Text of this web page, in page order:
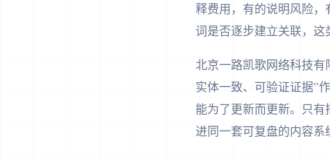
释费用，有的说明风险
词是否逐步建立关联，这
北京一路凯歌网络科技
实体一致、可验证证据”
能为了更新而更新。只
进同一套可复盘的内容系